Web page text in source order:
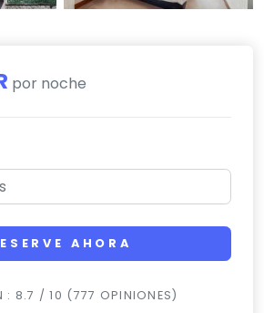
por noche
AHORA
: 8.7 / 10 (777 OPINIONES)